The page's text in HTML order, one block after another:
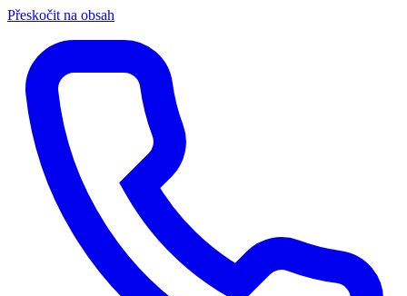
Přeskočit na obsah